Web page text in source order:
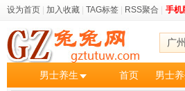
设为首页 加入收藏 TAG标签 RSS聚合 手机
广
男士养生 首页 男士